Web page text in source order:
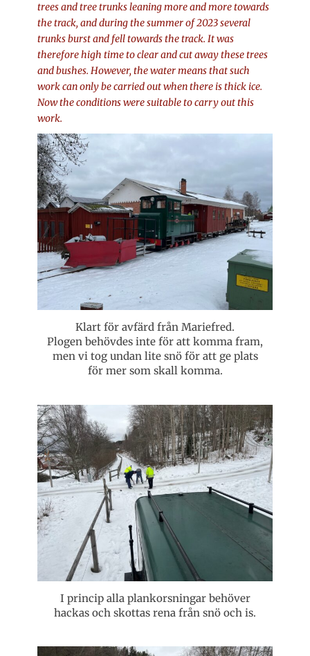
trees and tree trunks leaning more and more towards
the track, and during the summer of 2023 several
trunks burst and fell towards the track. It was
therefore high time to clear and cut away these trees
and bushes. However, the water means that such
work can only be carried out when there is thick ice.
Now the conditions were suitable to carry out this
work.
Klart för avfärd från Mariefred.
Plogen behövdes inte för att komma fram,
men vi tog undan lite snö för att ge plats
för mer som skall komma.
I princip alla plankorsningar behöver
hackas och skottas rena från snö och is.